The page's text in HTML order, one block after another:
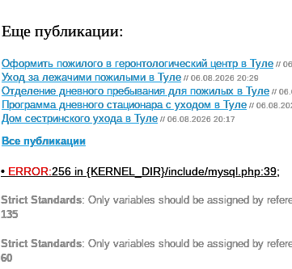
Еще публикации:
Оформить пожилого в геронтологический центр в Туле //
Уход за лежачими пожилыми в Туле // 06.08.2026 20:29
Отделение дневного пребывания для пожилых в Туле //
Программа дневного стационара с уходом в Туле //
Дом сестринского ухода в Туле // 06.08.2026 20:17
Все публикации
• ERROR:256 in {KERNEL_DIR}/include/mysql.php:39;
Strict Standards: Only variables should be assigned by
135
Strict Standards: Only variables should be assigned by
60